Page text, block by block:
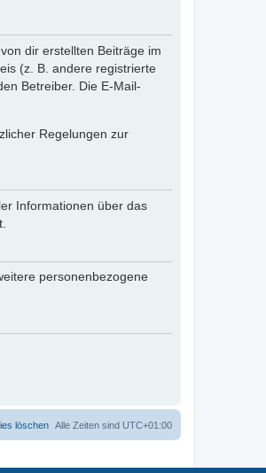
dir erstellten Beiträge im
(z. B. andere registrierte
Betreiber. Die E-Mail-
Regelungen zur
Informationen über das
personenbezogene
Alle Zeiten sind UTC+01:00
löschen